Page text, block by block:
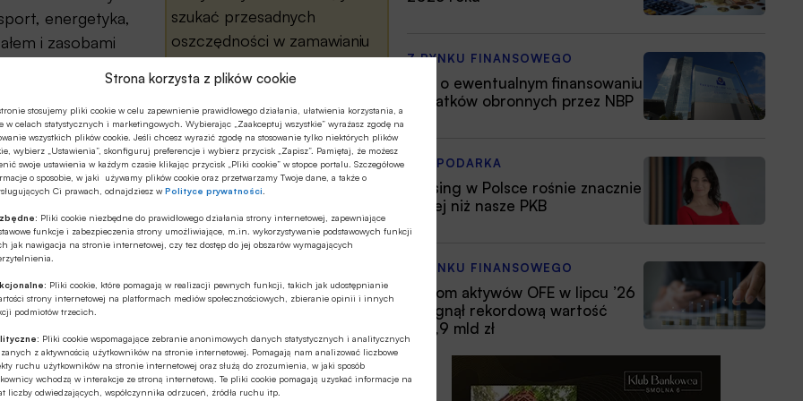
Strona korzysta z plików cookie
stosujemy pliki cookie w celu zapewnienie prawidłowego działania, ułatwienia korzystania, a
w celach statystycznych i marketingowych. Wybierając „Zaakceptuj wszystkie” wyrażasz zgodę na
wszystkich plików cookie. Jeśli chcesz wyrazić zgodę na stosowanie tylko niektórych plików
wybierz „Ustawienia”, skonfiguruj preferencje i wybierz przycisk „Zapisz”. Pamiętaj, że możesz
swoje ustawienia w każdym czasie klikając przycisk „Pliki cookie” w stopce portalu. Szczegółowe
o sposobie, w jaki używamy plików cookie oraz przetwarzamy Twoje dane, a także o
Ci prawach, odnajdziesz wPolityce prywatności
Pliki cookie niezbędne do prawidłowego działania strony internetowej, zapewniające
funkcje i zabezpieczenia strony umożliwiające, m.in. wykorzystywanie podstawowych funkcji
jak nawigacja na stronie internetowej, czy tez dostęp do jej obszarów wymagających
Pliki cookie, które pomagają w realizacji pewnych funkcji, takich jak udostępnianie
strony internetowej na platformach mediów społecznościowych, zbieranie opinii i innych
podmiotów trzecich.
Pliki cookie wspomagające zebranie anonimowych danych statystycznych i analitycznych
z aktywnością użytkowników na stronie internetowej. Pomagają nam analizować liczbowe
ruchu użytkowników na stronie internetowej oraz służą do zrozumienia, w jaki sposób
wchodzą w interakcje ze stroną internetową. Te pliki cookie pomagają uzyskać informacje na
liczby odwiedzających, współczynnika odrzuceń, źródła ruchu itp.
szukać przesadnych
oszczędności w zamawianiu
tylko tyle, iż domowy barek
zaopatrywany jest w trunki
dobrej marki, ale obecnie
tylko jednej, już sprawdzonej.
energetyka,
i zasobami
przedsiębiorców.
że z
tendencja
w najbliższych kilku
firmy o zasięgu globalnym. W latach 80. ub. ...
zakupu (w tym prenumeraty),
Z RYNKU FINANSOWEGO
EBC o ewentualnym finansowaniu
wydatków obronnych przez NBP
GOSPODARKA
Leasing w Polsce rośnie znacznie
silniej niż nasze PKB
Z RYNKU FINANSOWEGO
Poziom aktywów OFE w lipcu ’26
osiągnął rekordową wartość
354,9 mld zł